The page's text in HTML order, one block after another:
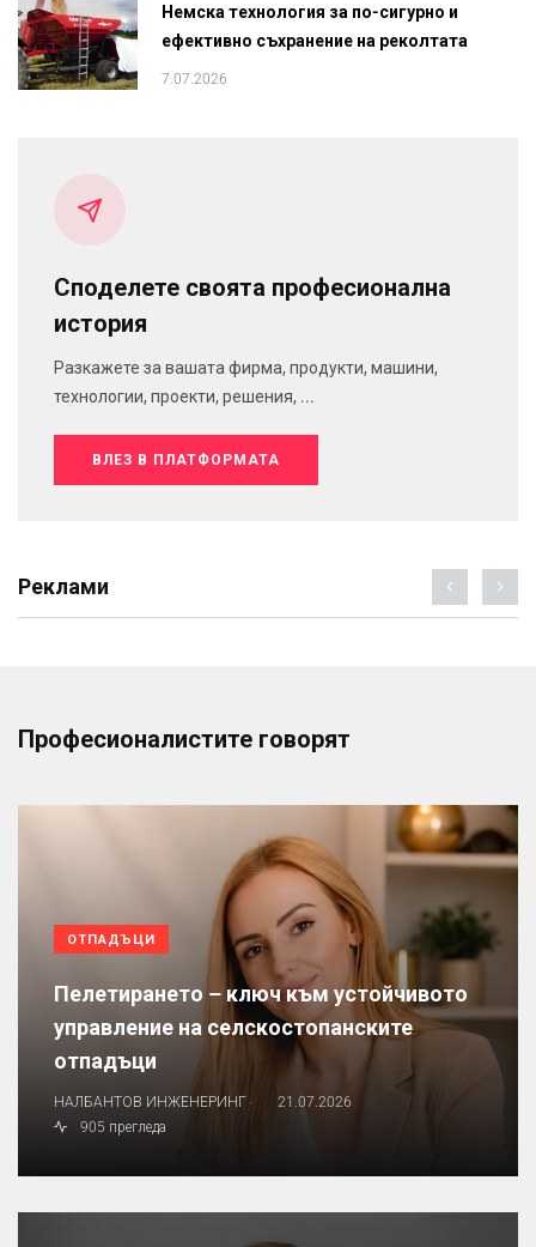
Немска технология за по-сигурно и
ефективно съхранение на реколтата
7.07.2026
Споделете своята професионална
история
Разкажете за вашата фирма, продукти, машини,
технологии, проекти, решения, ...
ВЛЕЗ В ПЛАТФОРМАТА
Реклами
Професионалистите говорят
ОТПАДЪЦИ
Пелетирането – ключ към устойчивото
управление на селскостопанските
отпадъци
НАЛБАНТОВ ИНЖЕНЕРИНГ .
21.07.2026
905 прегледа